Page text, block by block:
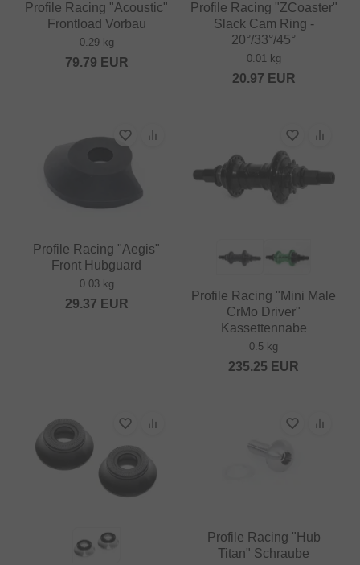
Profile Racing "Acoustic"
Frontload Vorbau
0.29 kg
79.79 EUR
Profile Racing "ZCoaster"
Slack Cam Ring -
20°/33°/45°
0.01 kg
20.97 EUR
Profile Racing "Aegis"
Front Hubguard
0.03 kg
29.37 EUR
Profile Racing "Mini Male
CrMo Driver"
Kassettennabe
0.5 kg
235.25 EUR
Profile Racing "Hub
Titan" Schraube